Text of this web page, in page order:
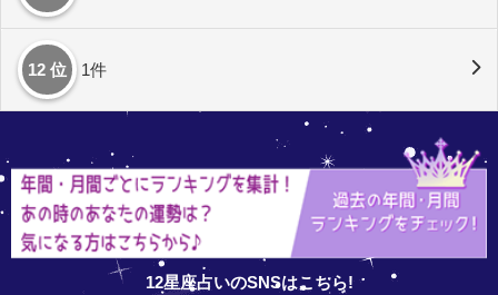
12 位 1件
12星座占いのSNSはこちら!